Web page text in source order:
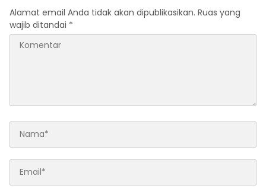
Alamat email Anda tidak akan dipublikasikan. Ruas yang
wajib ditandai *